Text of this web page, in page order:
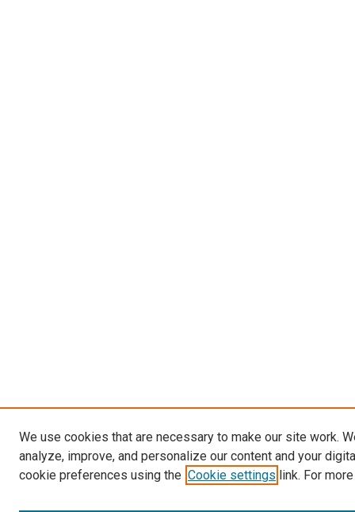
We use cookies that are necessary to make our site work.
analyze, improve, and personalize our content and your
cookie preferences using the Cookie settings link. For